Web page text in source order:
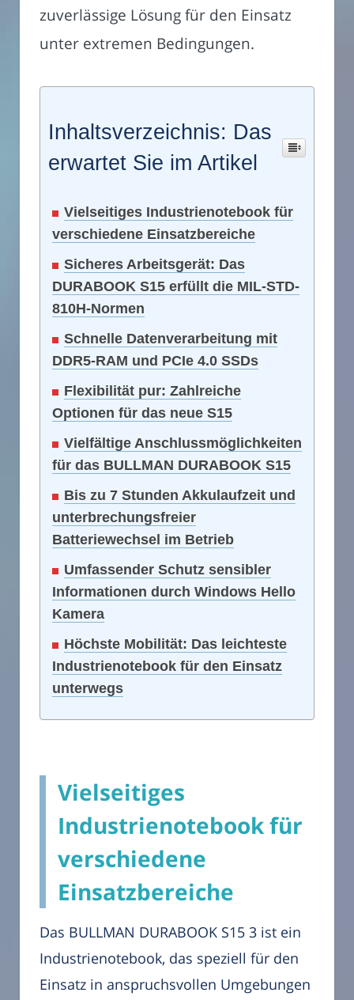
zuverlässige Lösung für den Einsatz
unter extremen Bedingungen.
Inhaltsverzeichnis: Das
erwartet Sie im Artikel
Vielseitiges Industrienotebook für
verschiedene Einsatzbereiche
Sicheres Arbeitsgerät: Das
DURABOOK S15 erfüllt die MIL-STD-
810H-Normen
Schnelle Datenverarbeitung mit
DDR5-RAM und PCIe 4.0 SSDs
Flexibilität pur: Zahlreiche
Optionen für das neue S15
Vielfältige Anschlussmöglichkeiten
für das BULLMAN DURABOOK S15
Bis zu 7 Stunden Akkulaufzeit und
unterbrechungsfreier
Batteriewechsel im Betrieb
Umfassender Schutz sensibler
Informationen durch Windows Hello
Kamera
Höchste Mobilität: Das leichteste
Industrienotebook für den Einsatz
unterwegs
Vielseitiges
Industrienotebook für
verschiedene
Einsatzbereiche
Das BULLMAN DURABOOK S15 3 ist ein
Industrienotebook, das speziell für den
Einsatz in anspruchsvollen Umgebungen